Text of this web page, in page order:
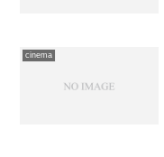
cinema